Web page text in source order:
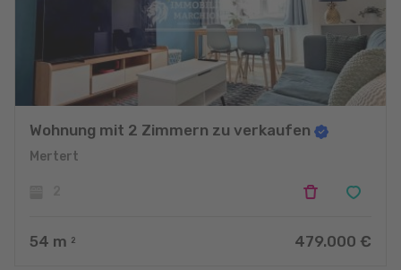
Wohnung mit 2 Zimmern zu verkaufen
Mertert
54 m 2 479.000 €